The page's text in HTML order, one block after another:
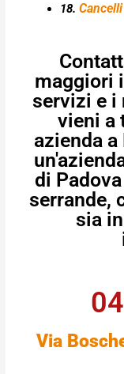
18.
maggiori
servizi e i
vieni a
azienda
di
serrande,
sia
Via